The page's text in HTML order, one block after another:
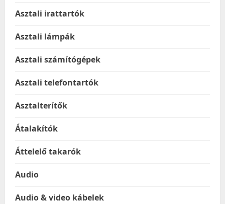
Asztali irattartók
Asztali lámpák
Asztali számítógépek
Asztali telefontartók
Asztalterítők
Átalakítók
Áttelelő takarók
Audio
Audio & video kábelek